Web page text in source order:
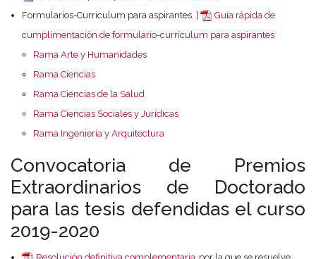
Formularios-Curriculum para aspirantes. |
Guía rápida de
cumplimentación de formulario-currículum para aspirantes
Rama Arte y Humanidades
Rama Ciencias
Rama Ciencias de la Salud
Rama Ciencias Sociales y Jurídicas
Rama Ingeniería y Arquitectura
Convocatoria de Premios
Extraordinarios de Doctorado
para las tesis defendidas el curso
2019-2020